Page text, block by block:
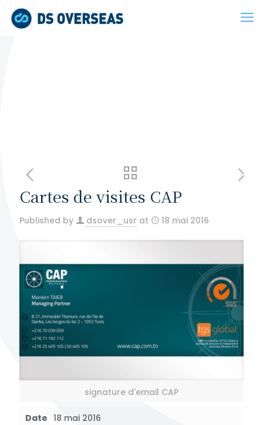
Cartes de visites CAP
Published by dsover_usr at 18 mai 2016
signature d'email CAP
Date 18 mai 2016